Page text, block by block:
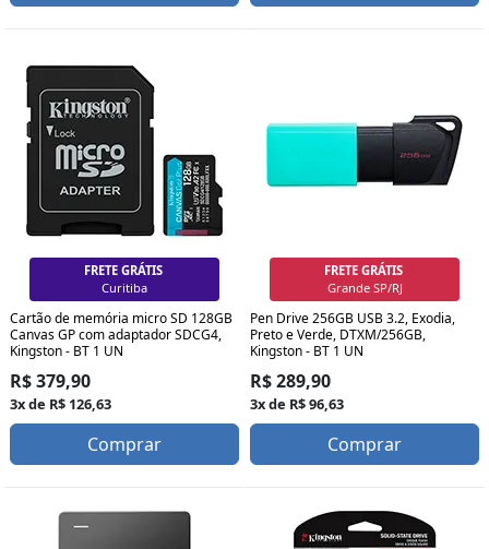
FRETE GRÁTIS
Curitiba
Cartão de memória micro SD 128GB
Canvas GP com adaptador SDCG4,
Kingston - BT 1 UN
R$ 379,90
3x de R$ 126,63
Comprar
FRETE GRÁTIS
Grande SP/RJ
Pen Drive 256GB USB 3.2, Exodia,
Preto e Verde, DTXM/256GB,
Kingston - BT 1 UN
R$ 289,90
3x de R$ 96,63
Comprar